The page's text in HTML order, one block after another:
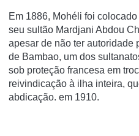
Em 1886, Mohéli foi
seu sultão Mardjani Abdou
apesar de não ter autoridade
de Bambao, um dos
sob proteção francesa em
reivindicação à ilha inteira,
abdicação. em 1910.